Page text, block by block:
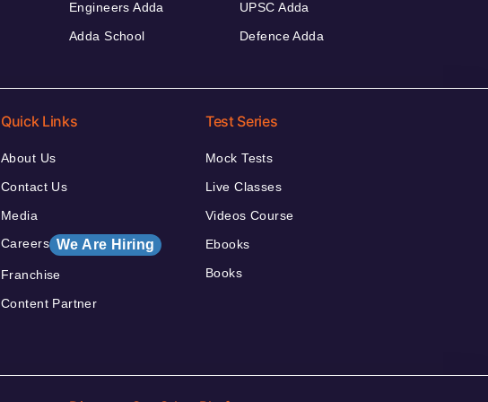
Engineers Adda
Adda School
UPSC Adda
Defence Adda
Quick Links
About Us
Contact Us
Media
Careers We Are Hiring
Franchise
Content Partner
Test Series
Mock Tests
Live Classes
Videos Course
Ebooks
Books